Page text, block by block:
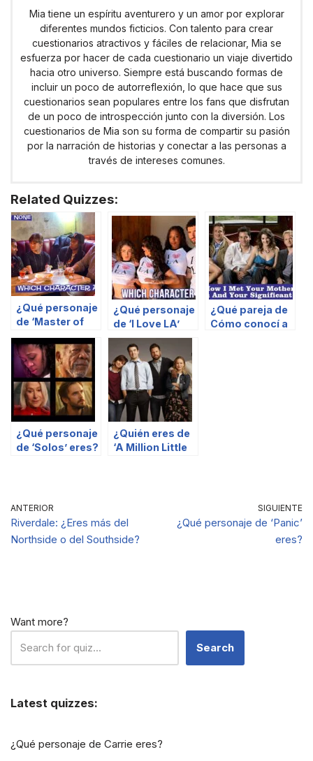
Mia tiene un espíritu aventurero y un amor por explorar
diferentes mundos ficticios. Con talento para crear
cuestionarios atractivos y fáciles de relacionar, Mia se
esfuerza por hacer de cada cuestionario un viaje divertido
hacia otro universo. Siempre está buscando formas de
incluir un poco de autorreflexión, lo que hace que sus
cuestionarios sean populares entre los fans que disfrutan
de un poco de introspección junto con la diversión. Los
cuestionarios de Mia son su forma de compartir su pasión
por la narración de historias y conectar a las personas a
través de intereses comunes.
Related Quizzes:
¿Qué personaje
de ‘Master of
None’ eres?
¿Qué personaje
de ‘I Love LA’
eres?
¿Qué pareja de
Cómo conocí a
¿Qué personaje
de ‘Solos’ eres?
¿Quién eres de
‘A Million Little
ANTERIOR
Riverdale: ¿Eres más del
Northside o del Southside?
SIGUIENTE
¿Qué personaje de ‘Panic’
eres?
Want more?
Search
Latest quizzes:
¿Qué personaje de Carrie eres?